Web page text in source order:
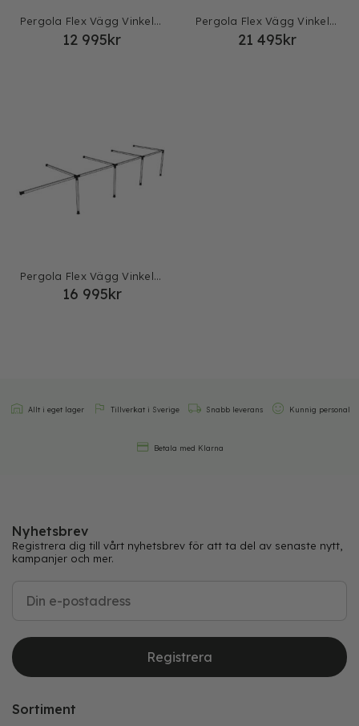
Pergola Flex Vägg Vinkel 3+1
12 995kr
Pergola Flex Vägg Vinkel 3+2 sektioner
21 495kr
Pergola Flex Vägg Vinkel 4+1
16 995kr
Allt i eget lager Tillverkat i Sverige Snabb leverans Kunnig personal
Betala med Klarna
Nyhetsbrev
Registrera dig till vårt nyhetsbrev för att ta del av senaste nytt,
kampanjer och mer.
Registrera
Sortiment